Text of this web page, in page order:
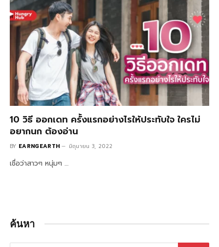
10 วิธี ออกเดท ครั้งแรกอย่างไรให้ประทับใจ ใครไม่
อยากนก ต้องอ่าน
BY EARNGEARTH มิถุนายน 3, 2022
เชื่อว่าสาวๆ หนุ่มๆ …
ค้นหา